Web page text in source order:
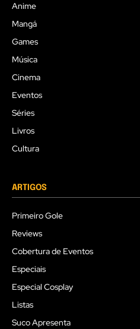
Anime
Mangá
Games
Música
Cinema
Eventos
Séries
Livros
Cultura
ARTIGOS
Primeiro Gole
Reviews
Cobertura de Eventos
Especiais
Especial Cosplay
Listas
Suco Apresenta